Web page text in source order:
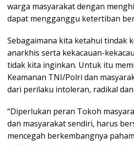
warga masyarakat dengan
dapat mengganggu ketertiban
Sebagaimana kita ketahui tindak
anarkhis serta kekacauan-
tidak kita inginkan. Untuk itu
Keamanan TNI/Polri dan
dari perilaku intoleran, radikal
“Diperlukan peran Tokoh
dan masyarakat sendiri, harus
mencegah berkembangnya